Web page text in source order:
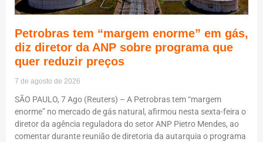
Petrobras tem “margem enorme” em gás,
diz diretor da ANP sobre programa que
quer reduzir preços
7 de agosto de 2026
SÃO PAULO, 7 Ago (Reuters) – A Petrobras tem “margem
enorme” no mercado de gás natural, afirmou nesta sexta-feira o
diretor da agência reguladora do setor ANP Pietro Mendes, ao
comentar durante reunião de diretoria da autarquia o programa